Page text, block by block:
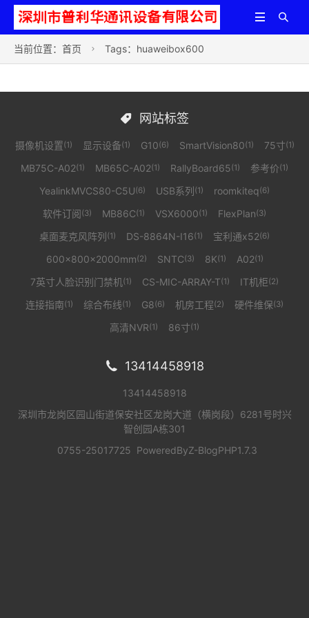


当前位置： 首页  Tags：huaweibox600
 网站标签
摄像机设置(1) 显示设备(1) G10(6) SmartVision80(1) 75寸(1)
MB75C-A02(1) MB65C-A02(1) RallyBoard65(1) 参考价(1)
YealinkMVCS80-C5U(6) USB系列 (1) roomkiteq(6)
软件订阅(3) MB86C(1) VSX6000(1) FlexPlan(3)
桌面麦克风阵列 (1) DS-8864N-I16(1) 宝利通x52(6)
600×800×2000mm(2) SNTC(3) 8K(1) A02(1)
7英寸人脸识别门禁机(1) CS-MIC-ARRAY-T(1) IT机柜(2)
连接指南(1) 综合布线(1) G8(6) 机房工程(2) 硬件维保(3)
高清NVR(1) 86寸(1)
 13414458918
13414458918
深圳市龙岗区园山街道保安社区龙岗大道（横岗段）6281号时兴
智创园A栋301
0755-25017725 PoweredByZ-BlogPHP1.7.3